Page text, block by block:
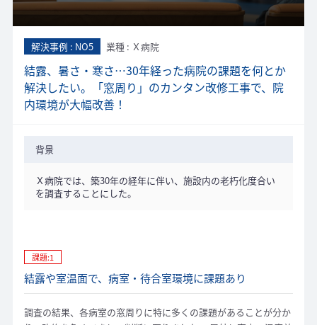
解決事例 : NO5 業種 : Ｘ病院
結露、暑さ・寒さ…30年経った病院の課題を何とか
解決したい。「窓周り」のカンタン改修工事で、院
内環境が大幅改善！
背景
Ｘ病院では、築30年の経年に伴い、施設内の老朽化度合い
を調査することにした。
課題:1
結露や室温面で、病室・待合室環境に課題あり
調査の結果、各病室の窓周りに特に多くの課題があることが分か